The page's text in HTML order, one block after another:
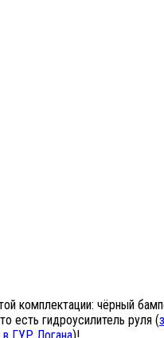
комплектации: чёрный
есть гидроусилитель руля (